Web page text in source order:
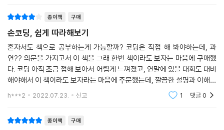
종이책 구매
손코딩, 쉽게 따라해보기
혼자서도 책으로 공부하는게 가능할까? 코딩은 직접 해 봐야하는데, 과
연?? 의문을 가지고서 이 책을 그래 한번 책이라도 보자는 마음에 구매했
다. 코딩 아직 조금 접해 보아서 어렵게 느껴졌고, 연말에 있을 대회도 대비
해야해서 이 책이라도 보자라는 마음에 주문했는데, 깔끔한 설명과 이해하
기 쉬운 명쾌한 해설은 초보자에게 많은 도움이 되었다. 심지어 무료 동영
h***2 2022.07.23. 신고 1 댓글0
종이책 구매